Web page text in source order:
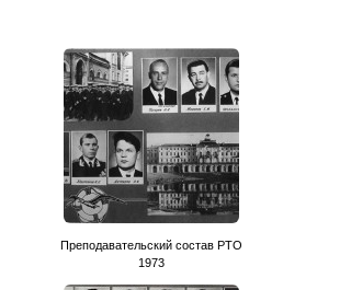
Преподавательский состав РТО
1973